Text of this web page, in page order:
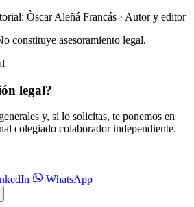
Òscar Aleñá Francás · Autor y editor
constituye asesoramiento legal.
legal?
y, si lo solicitas, te ponemos en
colegiado colaborador independiente.
WhatsApp